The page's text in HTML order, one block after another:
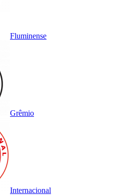
Fluminense
Grêmio
Internacional